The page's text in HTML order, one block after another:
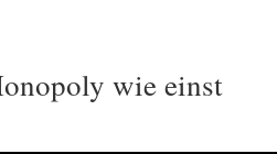
wie einst